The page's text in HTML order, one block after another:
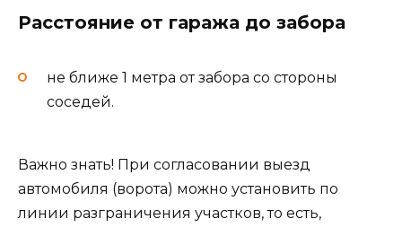
Расстояние от гаража до забора
не ближе 1 метра от забора со стороны
соседей.
Важно знать! При согласовании выезд
автомобиля (ворота) можно установить по
линии разграничения участков, то есть,